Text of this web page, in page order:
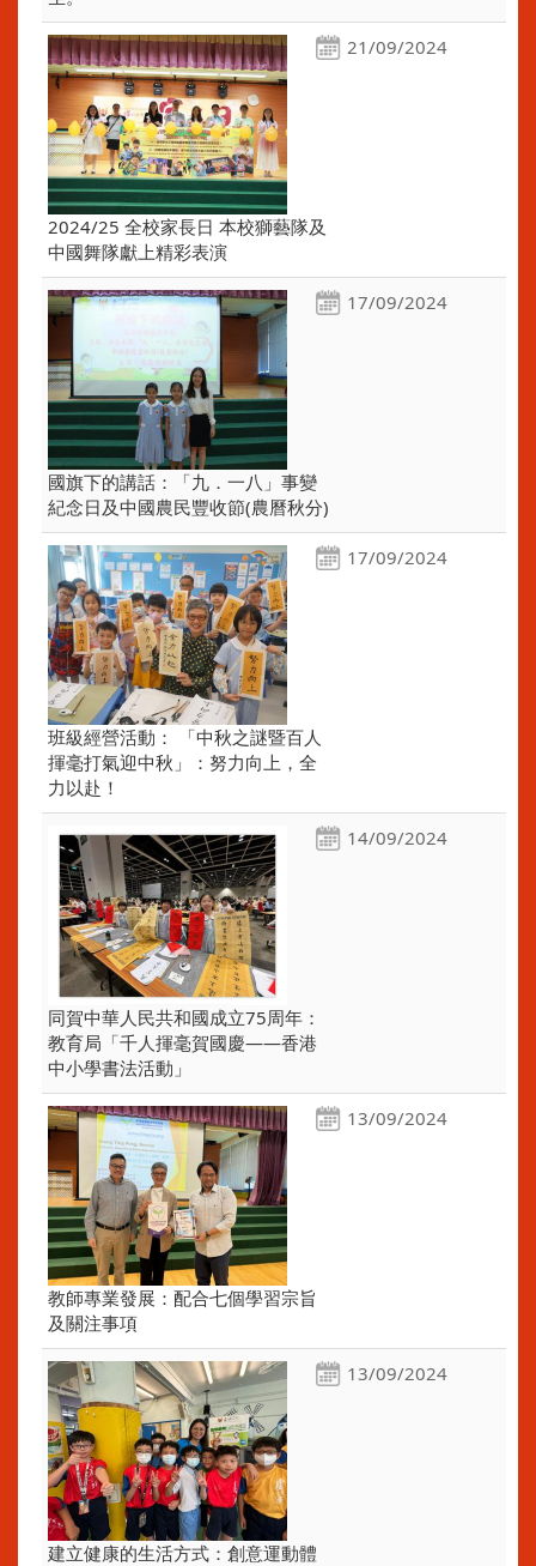
21/09/2024
2024/25 全校家長日 本校獅藝隊及
中國舞隊獻上精彩表演
17/09/2024
國旗下的講話：「九．一八」事變
紀念日及中國農民豐收節(農曆秋分)
17/09/2024
班級經營活動： 「中秋之謎暨百人
揮毫打氣迎中秋」：努力向上，全
力以赴！
14/09/2024
同賀中華人民共和國成立75周年：
教育局「千人揮毫賀國慶——香港
中小學書法活動」
13/09/2024
教師專業發展：配合七個學習宗旨
及關注事項
13/09/2024
建立健康的生活方式：創意運動體